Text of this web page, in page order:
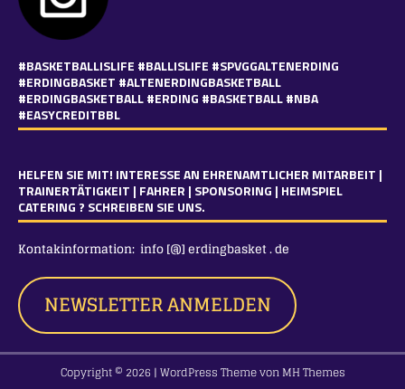
#BASKETBALLISLIFE #BALLISLIFE #SPVGGALTENERDING
#ERDINGBASKET #ALTENERDINGBASKETBALL
#ERDINGBASKETBALL #ERDING #BASKETBALL #NBA
#EASYCREDITBBL
HELFEN SIE MIT! INTERESSE AN EHRENAMTLICHER MITARBEIT |
TRAINERTÄTIGKEIT | FAHRER | SPONSORING | HEIMSPIEL
CATERING ? SCHREIBEN SIE UNS.
Kontakinformation: info [@] erdingbasket . de
NEWSLETTER ANMELDEN
Copyright © 2026 | WordPress Theme vonMH Themes